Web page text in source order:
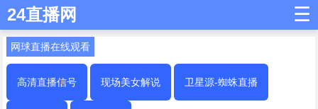
24直播网 ☰
网球直播在线观看
高清直播信号 现场美女解说 卫星源-蜘蛛直播